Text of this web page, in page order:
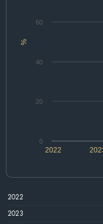
%
2022
0
20
40
60
2022
2023